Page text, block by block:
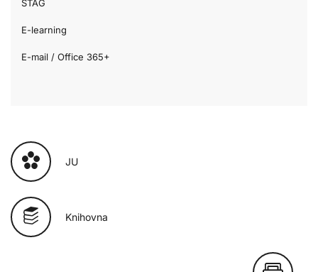
STAG
E-learning
E-mail / Office 365+
JU
Knihovna